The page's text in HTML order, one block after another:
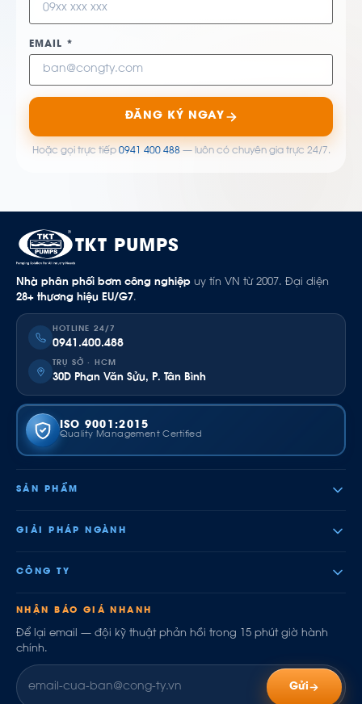
EMAIL *
ĐĂNG KÝ NGAY
Hoặc gọi trực tiếp 0941 400 488— luôn có chuyên gia trực 24/7.
TKT PUMPS
Nhà phân phối bơm công nghiệp uy tín VN từ 2007. Đại diện
28+ thương hiệu EU/G7.
HOTLINE 24/7
0941.400.488
TRỤ SỞ · HCM
30D Phan Văn Sửu, P. Tân Bình
ISO 9001:2015
Quality Management Certified
SẢN PHẨM
GIẢI PHÁP NGÀNH
CÔNG TY
NHẬN BÁO GIÁ NHANH
Để lại email — đội kỹ thuật phản hồi trong 15 phút giờ hành
chính.
Gửi